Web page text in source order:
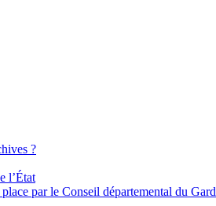
?
l’État
par le Conseil départemental du Gard